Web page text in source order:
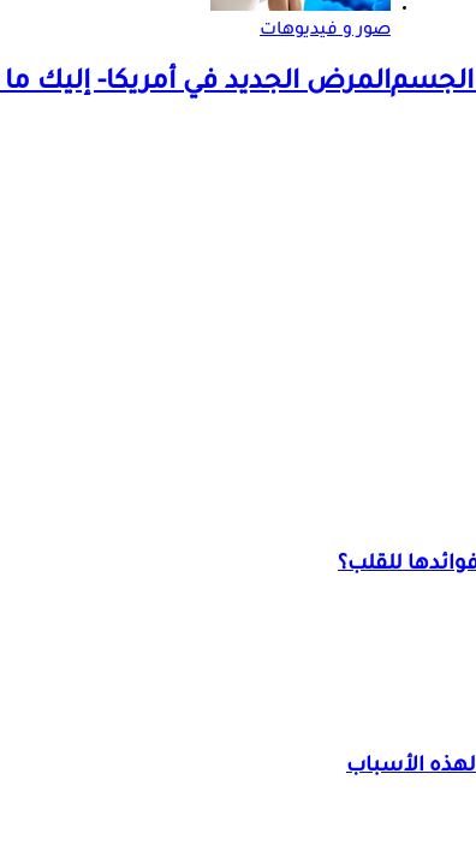
الجسم
صور و فيديوهات
المرض الجديد في أمريكا- إليك
للقلب؟
الأسباب